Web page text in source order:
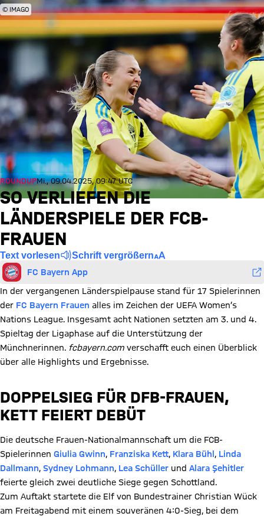
© IMAGO
ROUNDUPMi., 09.04.2025, 09:47 UTC
SO VERLIEFEN DIE
LÄNDERSPIELE DER FCB-
FRAUEN
Text vorlesen Schrift vergrößern
FC Bayern App
In der vergangenen Länderspielpause stand für 17 Spielerinnen
der FC Bayern Frauen alles im Zeichen der UEFA Women’s
Nations League. Insgesamt acht Nationen setzten am 3. und 4.
Spieltag der Ligaphase auf die Unterstützung der
Münchnerinnen. fcbayern.com verschafft euch einen Überblick
über alle Highlights und Ergebnisse.
DOPPELSIEG FÜR DFB-FRAUEN,
KETT FEIERT DEBÜT
Die deutsche Frauen-Nationalmannschaft um die FCB-
Spielerinnen Giulia Gwinn, Franziska Kett, Klara Bühl , Linda
Dallmann, Sydney Lohmann, Lea Schüller und Alara Şehitler
feierte gleich zwei deutliche Siege gegen Schottland.
Zum Auftakt startete die Elf von Bundestrainer Christian Wück
am Freitagabend mit einem souveränen 4:0-Sieg, bei dem